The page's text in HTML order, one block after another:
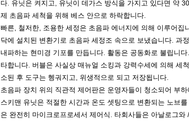
다. 유닛은 켜지고, 유닛이 데가스 방식을 가지고 있다면 약
제 초음파 세척을 위해 베스 안으로 하락합니다.
빠른, 철저한, 조용한 세정은 초음파 에너지에 의해 이루어
닥에 설치된 변환기로 초음파 세정조 속으로 보냈습니다. 과
내파하는 현미경 기포를 만듭니다. 활동은 공동화로 불립니
타합니다. 버블은 사실상 매뉴얼 소킹과 강력수세에 의해 세
소된 후 도구는 헹궈지고, 위생적으로 되고 저장됩니다.
초음파 장치 위의 직관적 제어판은 운영자들이 청소되어 부
스키맨 유닛은 적절한 시간과 온도 셋팅으로 변환되는 노브
은 완전히 마이크로프로세서 제어식. 타회사들은 아날로그